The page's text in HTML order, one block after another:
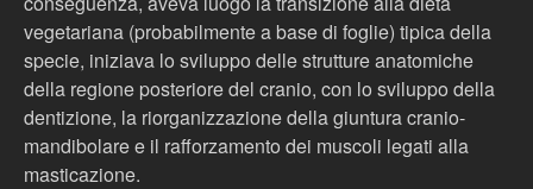
vegetariana (probabilmente a base di foglie) tipica della
specie, iniziava lo sviluppo delle strutture anatomiche
della regione posteriore del cranio, con lo sviluppo della
dentizione, la riorganizzazione della giuntura cranio-
mandibolare e il rafforzamento dei muscoli legati alla
masticazione.